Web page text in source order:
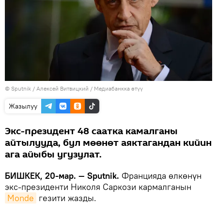
© Sputnik / Алексей Витвицкий / Медиабанкка өтүү
Жазылуу
Экс-президент 48 саатка камалганы
айтылууда, бул мөөнөт аяктагандан кийин
ага айыбы угузулат.
БИШКЕК, 20-мар. — Sputnik. Францияда өлкөнүн
экс-президенти Николя Саркози кармалганын
Monde гезити жазды.